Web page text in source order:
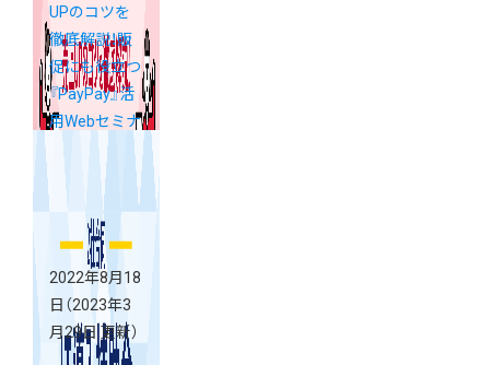
UPのコツを
徹底解説！販
促にも役立つ
『PayPay』活
用Webセミナ
2022年8月18
日 （2023年3
月29日 更新）